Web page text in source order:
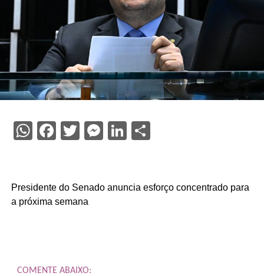
WhatsApp
Facebook
Twitter
Messenger
LinkedIn
Share
Presidente do Senado anuncia esforço concentrado para
a próxima semana
COMENTE ABAIXO: